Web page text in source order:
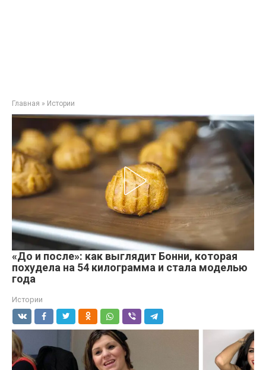
Главная » Истории
«До и после»: как выглядит Бонни, которая
похудела на 54 килограмма и стала моделью
года
Истории